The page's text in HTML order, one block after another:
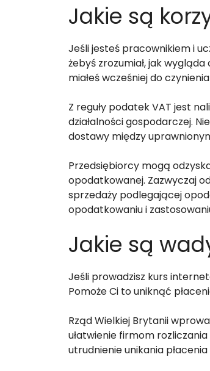
Jakie są
Jeśli jesteś pracownikiem i
żebyś zrozumiał, jak
miałeś wcześniej do
Z reguły podatek VAT jest
działalności gospodarczej.
dostawy między
Przedsiębiorcy mogą
opodatkowanej. Zazwyczaj
sprzedaży podlegającej
opodatkowaniu i
Jakie są
Jeśli prowadzisz kurs
Pomoże Ci to uniknąć
Rząd Wielkiej Brytanii
ułatwienie firmom
utrudnienie unikania